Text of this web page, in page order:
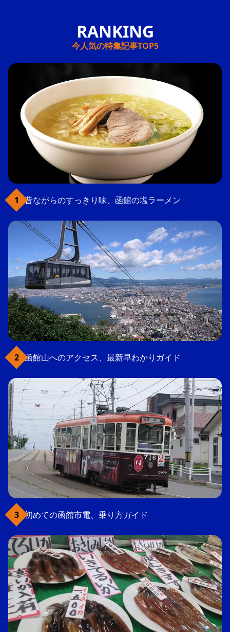
今人気の特集記事TOP5
昔ながらのすっきり味、函館の塩ラーメン
函館山へのアクセス、最新早わかりガイド
初めての函館市電、乗り方ガイド